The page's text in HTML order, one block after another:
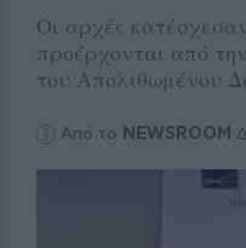
Οι αρχές
προέρχονται από
του Απολιθωμένου
Από το NEWSROOM